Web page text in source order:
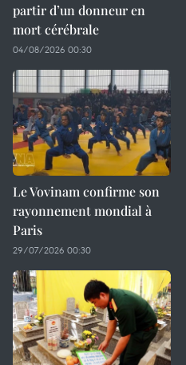
partir d’un donneur en
mort cérébrale
04/08/2026 00:30
Le Vovinam confirme son
rayonnement mondial à
Paris
29/07/2026 00:30